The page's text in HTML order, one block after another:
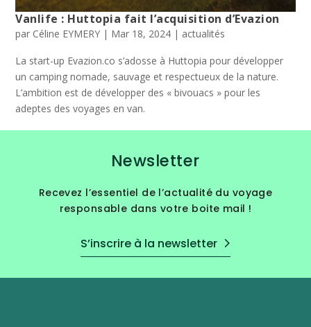
Vanlife : Huttopia fait l’acquisition d’Evazion
par Céline EYMERY | Mar 18, 2024 | actualités
La start-up Evazion.co s’adosse à Huttopia pour développer
un camping nomade, sauvage et respectueux de la nature.
L’ambition est de développer des « bivouacs » pour les
adeptes des voyages en van.
Newsletter
Recevez l’essentiel de l’actualité du voyage
responsable dans votre boite mail !
S’inscrire à la newsletter